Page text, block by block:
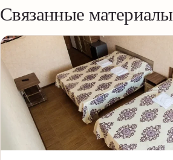
Связанные материалы